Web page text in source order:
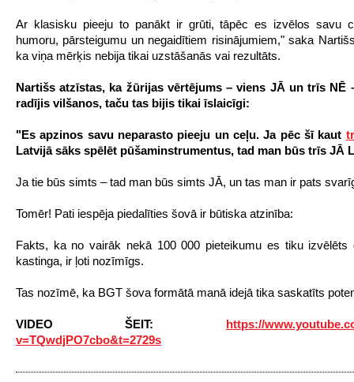
Ar klasisku pieeju to panākt ir grūti, tāpēc es izvēlos savu
humoru, pārsteigumu un negaidītiem risinājumiem," saka
ka viņa mērķis nebija tikai uzstāšanās vai rezultāts.
Nartišs atzīstas, ka žūrijas vērtējums – viens JĀ un trīs NĒ
radījis vilšanos, taču tas bijis tikai īslaicīgi:
"Es apzinos savu neparasto pieeju un ceļu. Ja pēc šī kaut
Latvijā sāks spēlēt pūšaminstrumentus, tad man būs trīs JĀ
Ja tie būs simts – tad man būs simts JĀ, un tas man ir pats
Tomēr! Pati iespēja piedalīties šovā ir būtiska atzinība:
Fakts, ka no vairāk nekā 100 000 pieteikumu es tiku izvēlēts
kastinga, ir ļoti nozīmīgs.
Tas nozīmē, ka BGT šova formātā manā idejā tika saskatīts
VIDEO ŠEIT: https://
v=TQwdjPO7cbo&t=2729s